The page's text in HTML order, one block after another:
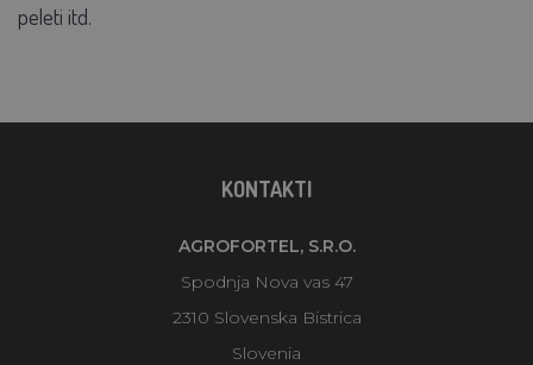
peleti itd.
KONTAKTI
AGROFORTEL, S.R.O.
Spodnja Nova vas 47
2310 Slovenska Bistrica
Slovenia